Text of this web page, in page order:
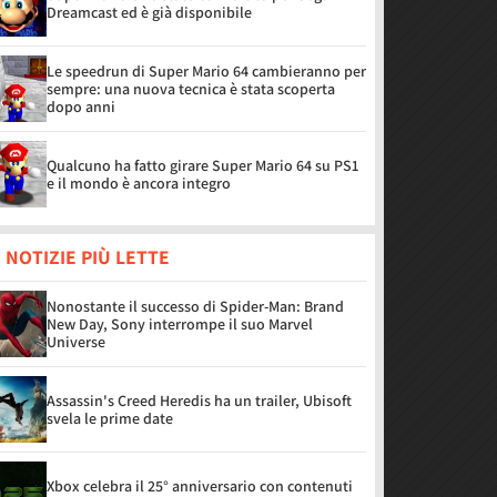
Dreamcast ed è già disponibile
Le speedrun di Super Mario 64 cambieranno per
sempre: una nuova tecnica è stata scoperta
dopo anni
Qualcuno ha fatto girare Super Mario 64 su PS1
e il mondo è ancora integro
NOTIZIE PIÙ LETTE
Nonostante il successo di Spider-Man: Brand
New Day, Sony interrompe il suo Marvel
Universe
Assassin's Creed Heredis ha un trailer, Ubisoft
svela le prime date
Xbox celebra il 25° anniversario con contenuti